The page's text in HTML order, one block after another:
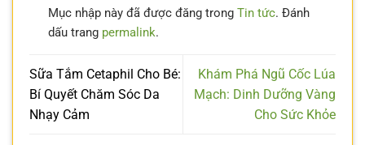
Mục nhập này đã được đăng trong Tin tức. Đánh
dấu trang permalink.
Sữa Tắm Cetaphil Cho Bé:
Bí Quyết Chăm Sóc Da
Nhạy Cảm
Khám Phá Ngũ Cốc Lúa
Mạch: Dinh Dưỡng Vàng
Cho Sức Khỏe